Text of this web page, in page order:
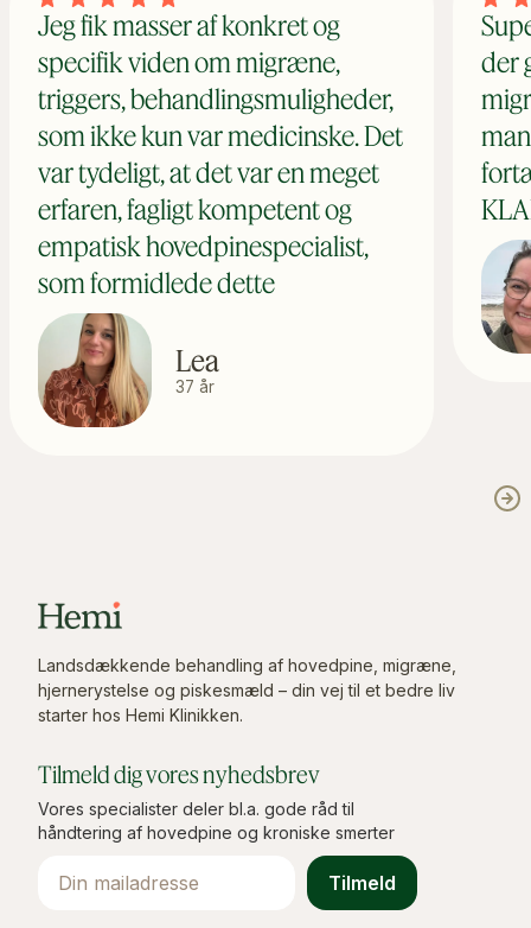
Jeg fik masser af konkret og
specifik viden om migræne,
triggers, behandlingsmuligheder,
som ikke kun var medicinske. Det
var tydeligt, at det var en meget
erfaren, fagligt kompetent og
empatisk hovedpinespecialist,
som formidlede dette
Lea
37 år
der
Landsdækkende behandling af hovedpine, migræne,
hjernerystelse og piskesmæld – din vej til et bedre liv
starter hos Hemi Klinikken.
Tilmeld dig vores nyhedsbrev
Vores specialister deler bl.a. gode råd til
håndtering af hovedpine og kroniske smerter
Tilmeld